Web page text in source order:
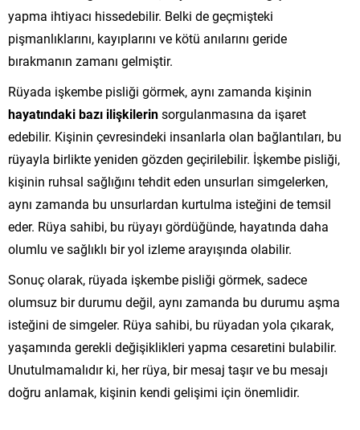
yapma ihtiyacı hissedebilir. Belki de geçmişteki
pişmanlıklarını, kayıplarını ve kötü anılarını geride
bırakmanın zamanı gelmiştir.
Rüyada işkembe pisliği görmek, aynı zamanda kişinin
hayatındaki bazı ilişkilerinsorgulanmasına da işaret
edebilir. Kişinin çevresindeki insanlarla olan bağlantıları, bu
rüyayla birlikte yeniden gözden geçirilebilir. İşkembe pisliği,
kişinin ruhsal sağlığını tehdit eden unsurları simgelerken,
aynı zamanda bu unsurlardan kurtulma isteğini de temsil
eder. Rüya sahibi, bu rüyayı gördüğünde, hayatında daha
olumlu ve sağlıklı bir yol izleme arayışında olabilir.
Sonuç olarak, rüyada işkembe pisliği görmek, sadece
olumsuz bir durumu değil, aynı zamanda bu durumu aşma
isteğini de simgeler. Rüya sahibi, bu rüyadan yola çıkarak,
yaşamında gerekli değişiklikleri yapma cesaretini bulabilir.
Unutulmamalıdır ki, her rüya, bir mesaj taşır ve bu mesajı
doğru anlamak, kişinin kendi gelişimi için önemlidir.